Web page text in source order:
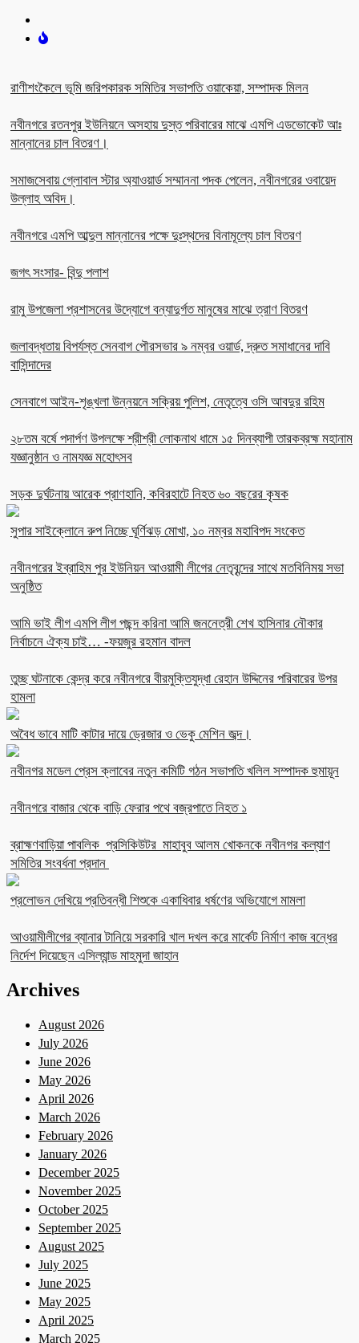
রাণীশংকৈলে ভূমি জরিপকারক সমিতির সভাপতি ওয়াকেয়া, সম্পাদক মিলন
নবীনগরে রতনপুর ইউনিয়নে অসহায় দুস্ত পরিবারের মাঝে এমপি এডভোকেট আঃ
মান্নানের চাল বিতরণ।
সমাজসেবায় গ্লোবাল স্টার অ্যাওয়ার্ড সম্মাননা পদক পেলেন, নবীনগরের ওবায়েদ
উল্লাহ অবিদ।
নবীনগরে এমপি আব্দুল মান্নানের পক্ষে দুঃস্থদের বিনামূল্যে চাল বিতরণ
জগৎ সংসার- বিন্দু পলাশ
রামু উপজেলা প্রশাসনের উদ্যোগে বন্যাদুর্গত মানুষের মাঝে ত্রাণ বিতরণ
জলাবদ্ধতায় বিপর্যস্ত সেনবাগ পৌরসভার ৯ নম্বর ওয়ার্ড, দ্রুত সমাধানের দাবি
বাসিন্দাদের
সেনবাগে আইন-শৃঙ্খলা উন্নয়নে সক্রিয় পুলিশ, নেতৃত্বে ওসি আবদুর রহিম
২৮তম বর্ষে পদার্পণ উপলক্ষে শ্রীশ্রী লোকনাথ ধামে ১৫ দিনব্যাপী তারকব্রহ্ম মহানাম
যজ্ঞানুষ্ঠান ও নামযজ্ঞ মহোৎসব
সড়ক দুর্ঘটনায় আরেক প্রাণহানি, কবিরহাটে নিহত ৬০ বছরের কৃষক
সুপার সাইক্লোনে রুপ নিচ্ছে ঘূর্ণিঝড় মোখা, ১০ নম্বর মহাবিপদ সংকেত
নবীনগরের ইব্রাহিম পুর ইউনিয়ন আওয়ামী লীগের নেতৃবৃন্দের সাথে মতবিনিময় সভা
অনুষ্ঠিত
আমি ভাই লীগ এমপি লীগ পছন্দ করিনা আমি জননেত্রী শেখ হাসিনার নৌকার
নির্বাচনে ঐক্য চাই… -ফয়জুর রহমান বাদল
তুচ্ছ ঘটনাকে কেন্দ্র করে নবীনগরে বীরমুক্তিযুদ্ধা রেহান উদ্দিনের পরিবারের উপর
হামলা
অবৈধ ভাবে মাটি কাটার দায়ে ড্রেজার ও ভেকু মেশিন জব্দ।
নবীনগর মডেল প্রেস ক্লাবের নতুন কমিটি গঠন সভাপতি খলিল সম্পাদক হুমায়ূন
নবীনগরে বাজার থেকে বাড়ি ফেরার পথে বজ্রপাতে নিহত ১
ব্রাহ্মণবাড়িয়া পাবলিক প্রসিকিউটর মাহাবুব আলম খোকনকে নবীনগর কল্যাণ
সমিতির সংবর্ধনা প্রদান
প্রলোভন দেখিয়ে প্রতিবন্ধী শিশুকে একাধিবার ধর্ষণের অভিযোগে মামলা
আওয়ামীলীগের ব্যানার টানিয়ে সরকারি খাল দখল করে মার্কেট নির্মাণ কাজ বন্ধের
নির্দেশ দিয়েছেন এসিল্যান্ড মাহমুদা জাহান
Archives
August 2026
July 2026
June 2026
May 2026
April 2026
March 2026
February 2026
January 2026
December 2025
November 2025
October 2025
September 2025
August 2025
July 2025
June 2025
May 2025
April 2025
March 2025